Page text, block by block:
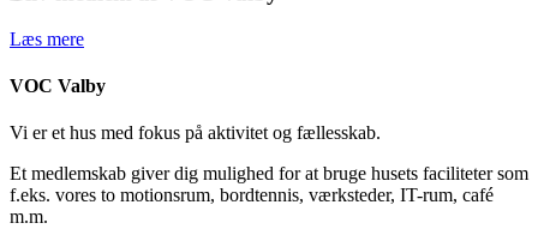
Læs mere
VOC Valby
Vi er et hus med fokus på aktivitet og fællesskab.
Et medlemskab giver dig mulighed for at bruge husets faciliteter som
f.eks. vores to motionsrum, bordtennis, værksteder, IT-rum, café
m.m.